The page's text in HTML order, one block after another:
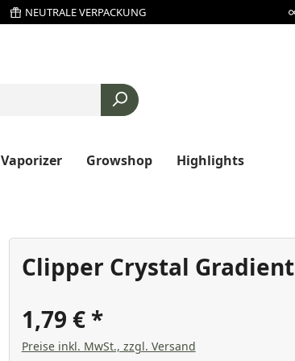
NEUTRALE VERPACKUNG
Vaporizer Growshop Highlights
Clipper Crystal Gradient
1,79 €
Preise inkl. MwSt., zzgl. Versand